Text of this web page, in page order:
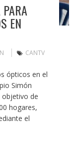
EN
CANTV
ópticos en el
Simón
objetivo de
hogares,
el